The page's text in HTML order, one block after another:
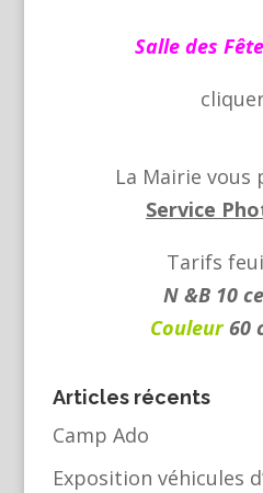
Salle des
La Mairie vous
Service
Tarifs
N &B 10
Couleur60
Articles récents
Camp Ado
Exposition véhicules